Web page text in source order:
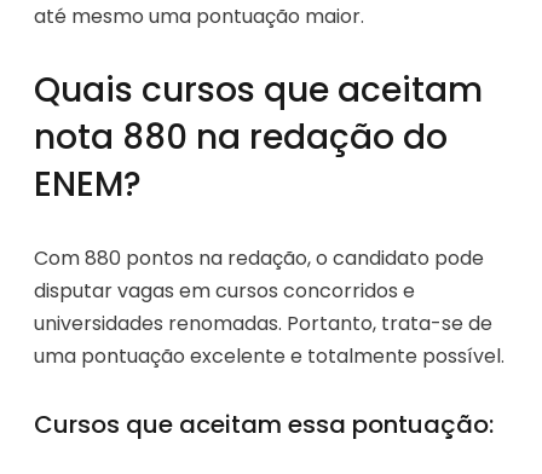
até mesmo uma pontuação maior.
Quais cursos que aceitam
nota 880 na redação do
ENEM?
Com 880 pontos na redação, o candidato pode
disputar vagas em cursos concorridos e
universidades renomadas. Portanto, trata-se de
uma pontuação excelente e totalmente possível.
Cursos que aceitam essa pontuação: